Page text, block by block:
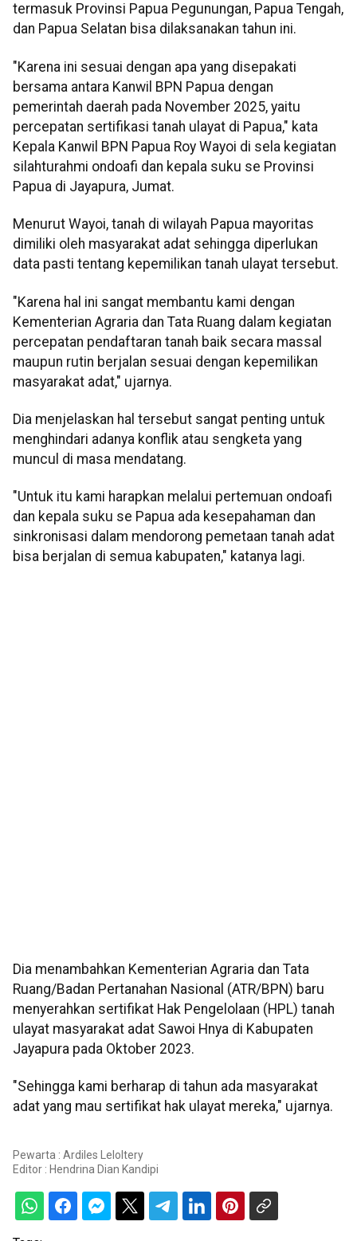
termasuk Provinsi Papua Pegunungan, Papua Tengah,
dan Papua Selatan bisa dilaksanakan tahun ini.
"Karena ini sesuai dengan apa yang disepakati
bersama antara Kanwil BPN Papua dengan
pemerintah daerah pada November 2025, yaitu
percepatan sertifikasi tanah ulayat di Papua," kata
Kepala Kanwil BPN Papua Roy Wayoi di sela kegiatan
silahturahmi ondoafi dan kepala suku se Provinsi
Papua di Jayapura, Jumat.
Menurut Wayoi, tanah di wilayah Papua mayoritas
dimiliki oleh masyarakat adat sehingga diperlukan
data pasti tentang kepemilikan tanah ulayat tersebut.
"Karena hal ini sangat membantu kami dengan
Kementerian Agraria dan Tata Ruang dalam kegiatan
percepatan pendaftaran tanah baik secara massal
maupun rutin berjalan sesuai dengan kepemilikan
masyarakat adat," ujarnya.
Dia menjelaskan hal tersebut sangat penting untuk
menghindari adanya konflik atau sengketa yang
muncul di masa mendatang.
"Untuk itu kami harapkan melalui pertemuan ondoafi
dan kepala suku se Papua ada kesepahaman dan
sinkronisasi dalam mendorong pemetaan tanah adat
bisa berjalan di semua kabupaten," katanya lagi.
Dia menambahkan Kementerian Agraria dan Tata
Ruang/Badan Pertanahan Nasional (ATR/BPN) baru
menyerahkan sertifikat Hak Pengelolaan (HPL) tanah
ulayat masyarakat adat Sawoi Hnya di Kabupaten
Jayapura pada Oktober 2023.
"Sehingga kami berharap di tahun ada masyarakat
adat yang mau sertifikat hak ulayat mereka," ujarnya.
Pewarta : Ardiles Leloltery
Editor : Hendrina Dian Kandipi